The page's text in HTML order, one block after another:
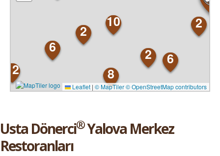
2
6
12
2
10
8
2 6
Leaflet | © MapTiler© OpenStreetMap contributors
Usta Dönerci®Yalova Merkez
Restoranları